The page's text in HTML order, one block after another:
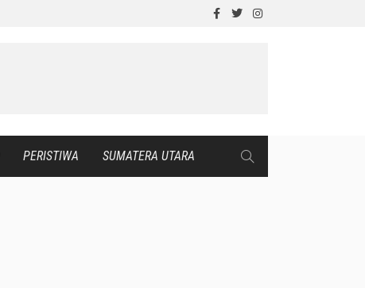
PERISTIWA SUMATERA UTARA